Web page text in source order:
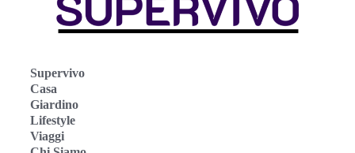
Supervivo
Casa
Giardino
Lifestyle
Viaggi